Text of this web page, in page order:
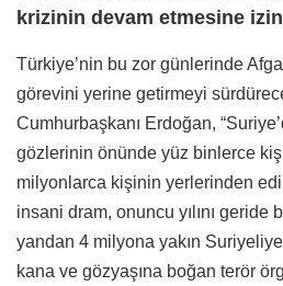
krizinin devam etmesine
Türkiye’nin bu zor günlerinde
görevini yerine getirmeyi
Cumhurbaşkanı Erdoğan,
gözlerinin önünde yüz binlerce
milyonlarca kişinin yerlerinden
insani dram, onuncu yılını geride
yandan 4 milyona yakın
kana ve gözyaşına boğan terör